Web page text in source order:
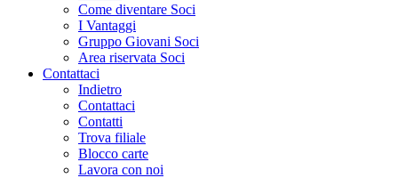
Come diventare Soci
I Vantaggi
Gruppo Giovani Soci
Area riservata Soci
Contattaci
Indietro
Contattaci
Contatti
Trova filiale
Blocco carte
Lavora con noi